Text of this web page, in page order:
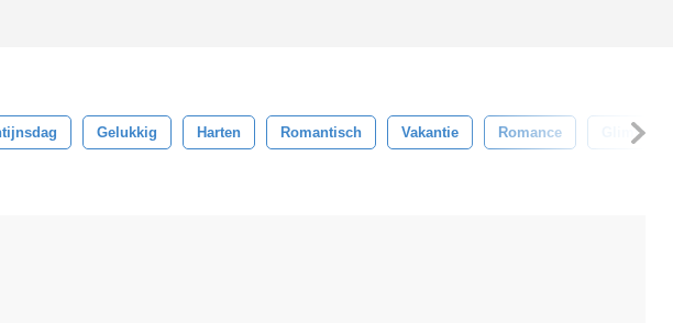
Gelukkig Harten Romantisch Vakantie Romance Glimlach